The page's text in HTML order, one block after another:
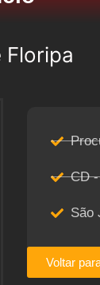
CD
São
Voltar